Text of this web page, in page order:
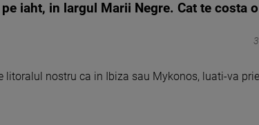
iaht, in largul Marii Negre. Cat te costa
litoralul nostru ca in Ibiza sau Mykonos, luati-va